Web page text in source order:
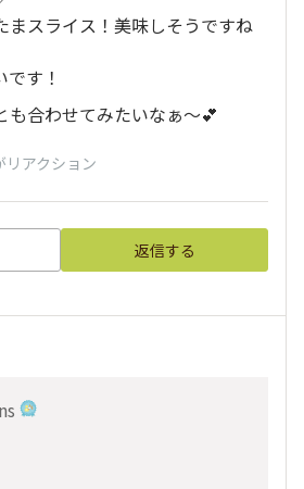
まスライス！美味しそうですね
す！
も合わせてみたいなぁ〜💕
リアクション
返信する